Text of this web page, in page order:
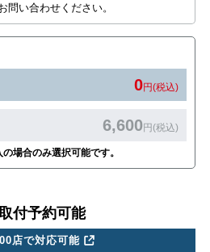
問い合わせください。
0円(税込)
6,600円(税込)
場合のみ選択可能です。
付予約可能
店で対応可能